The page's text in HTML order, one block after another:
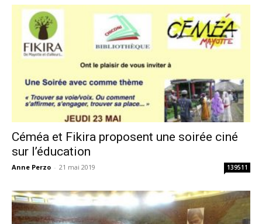
Céméa et Fikira proposent une soirée ciné
sur l’éducation
Anne Perzo - 21 mai 2019 139511